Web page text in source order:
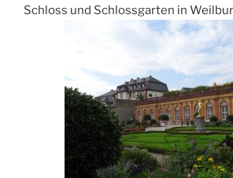
Schloss und Schlossgarten in